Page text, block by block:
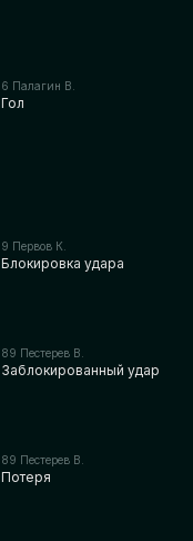
6 Палагин В.
Гол
9 Первов К.
Блокировка удара
89 Пестерев В.
Заблокированный удар
89 Пестерев В.
Потеря